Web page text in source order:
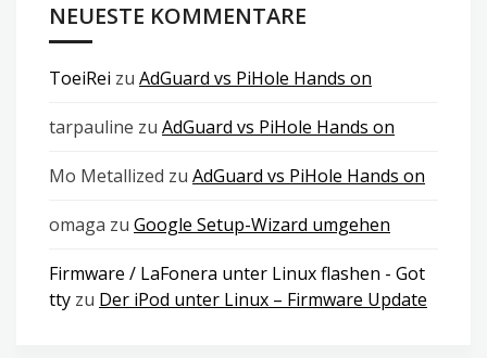
NEUESTE KOMMENTARE
ToeiRei zu AdGuard vs PiHole Hands on
tarpauline zu AdGuard vs PiHole Hands on
Mo Metallized zu AdGuard vs PiHole Hands on
omaga zu Google Setup-Wizard umgehen
Firmware / LaFonera unter Linux flashen - Got
tty zu Der iPod unter Linux – Firmware Update